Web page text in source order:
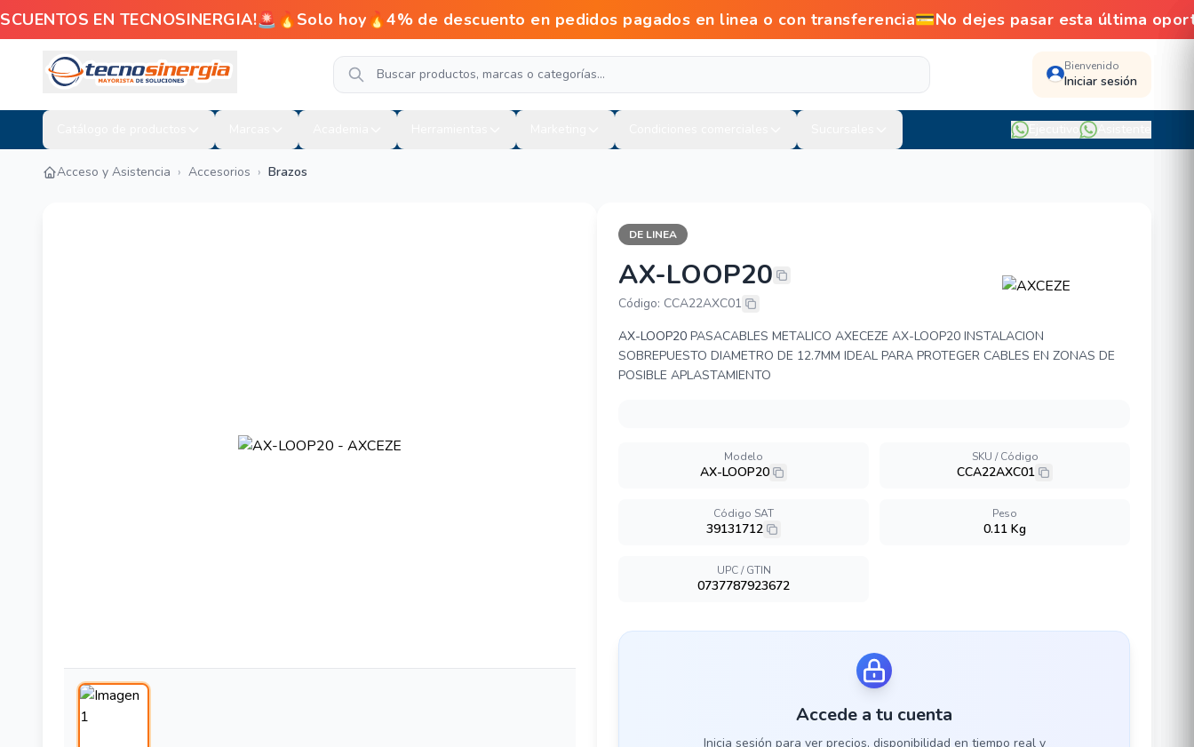
EN TECNOSINERGIA!🚨🔥Solo hoy🔥4% de descuento en pedidos pagados en linea o con transferencia💳No dejes pasar esta última
Bienvenido
Iniciar sesión
Acceso y Asistencia › Accesorios › Brazos
DE LINEA
AXCEZE AX-LOOP20
AX-LOOP20
Código: CCA22AXC01
AX-LOOP20 PASACABLES METALICO AXECEZE AX-LOOP20 INSTALACION
SOBREPUESTO DIAMETRO DE 12.7MM IDEAL PARA PROTEGER CABLES EN ZONAS DE
POSIBLE APLASTAMIENTO
Modelo
AX-LOOP20
SKU / Código
CCA22AXC01
Código SAT
39131712
Peso
0.11 Kg
UPC / GTIN
0737787923672
Accede a tu cuenta
Inicia sesión para ver precios, disponibilidad en tiempo real y